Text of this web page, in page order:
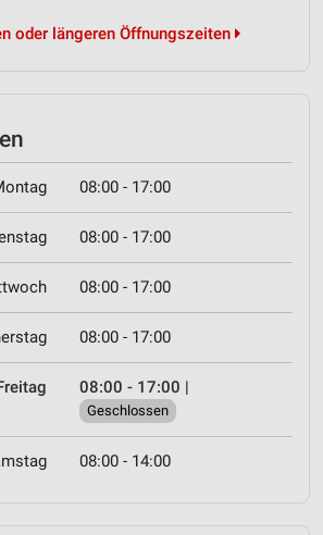
oder längeren Öffnungszeiten
08:00 - 17:00
08:00 - 17:00
08:00 - 17:00
08:00 - 17:00
08:00 - 17:00 |
Geschlossen
08:00 - 14:00